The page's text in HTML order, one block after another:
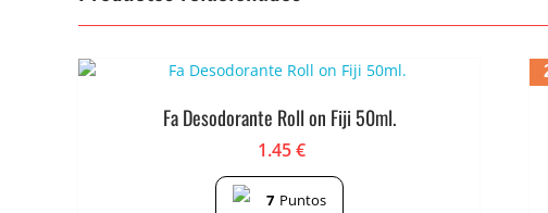
Fa Desodorante Roll on Fiji 50ml.
1.45€
7 Puntos